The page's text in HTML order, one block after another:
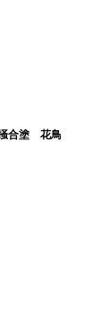
朱掻合塗 花鳥 *